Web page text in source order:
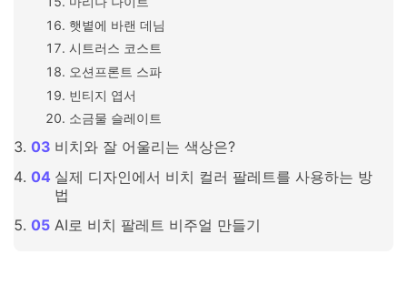
햇볕에 바랜 데님
시트러스 코스트
오션프론트 스파
빈티지 엽서
소금물 슬레이트
비치와 잘 어울리는 색상은?
실제 디자인에서 비치 컬러 팔레트를 사용하는 방
법
AI로 비치 팔레트 비주얼 만들기